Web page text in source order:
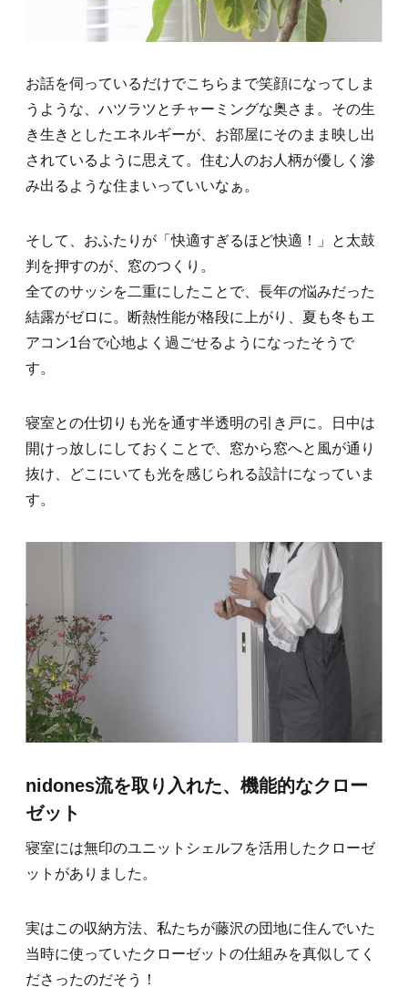
お話を伺っているだけでこちらまで笑顔になってしま
うような、ハツラツとチャーミングな奥さま。その生
き生きとしたエネルギーが、お部屋にそのまま映し出
されているように思えて。住む人のお人柄が優しく滲
み出るような住まいっていいなぁ。
そして、おふたりが「快適すぎるほど快適！」と太鼓
判を押すのが、窓のつくり。
全てのサッシを二重にしたことで、長年の悩みだった
結露がゼロに。断熱性能が格段に上がり、夏も冬もエ
アコン1台で心地よく過ごせるようになったそうで
す。
寝室との仕切りも光を通す半透明の引き戸に。日中は
開けっ放しにしておくことで、窓から窓へと風が通り
抜け、どこにいても光を感じられる設計になっていま
す。
nidones流を取り入れた、機能的なクロー
ゼット
寝室には無印のユニットシェルフを活用したクローゼ
ットがありました。
実はこの収納方法、私たちが藤沢の団地に住んでいた
当時に使っていたクローゼットの仕組みを真似してく
ださったのだそう！